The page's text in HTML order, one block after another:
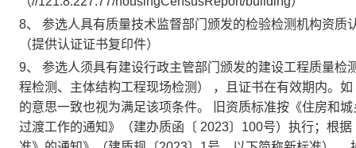
8、 参选人具有质量技术监督部门颁发的检验检测机构资质
（提供认证证书复印件）
9、 参选人须具有建设行政主管部门颁发的建设工程质量
程检测、主体结构工程现场检测）
，且证书在有效期内。如
的意思一致也视为满足该项条件。
旧资质标准按《住房和
过渡工作的通知》（建办质函〔 2023〕100号）执行；根